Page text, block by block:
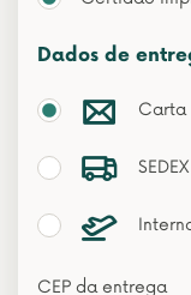
Dados de
Carta
SEDEX
CEP da entrega